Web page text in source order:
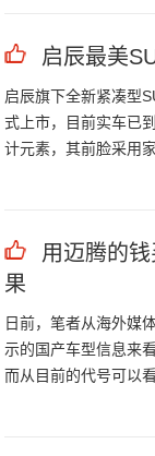
启辰最美
启辰旗下全新紧凑型
式上市，目前实车已
计元素，其前脸采用
用迈腾的
果
日前，笔者从海外媒
示的国产车型信息来
而从目前的代号可以
版），AU381/0CN-